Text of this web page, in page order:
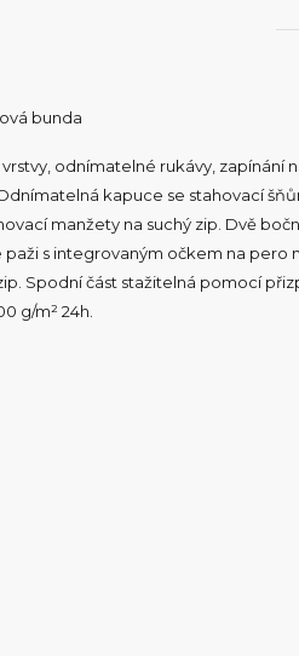
bunda
odnímatelné rukávy, zapínání
kapuce se stahovací
manžety na suchý zip. Dvě
s integrovaným očkem na pero
Spodní část stažitelná pomocí
g/m² 24h.